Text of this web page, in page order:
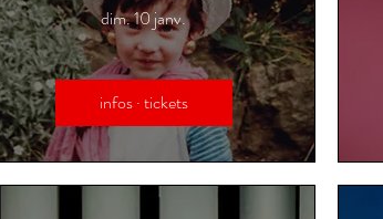
dim. 10 janv.
infos · tickets